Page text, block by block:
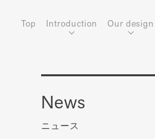
Top Introduction Our design
News
ニュース